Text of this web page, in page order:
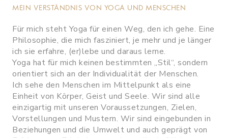
MEIN VERSTÄNDNIS VON YOGA UND MENSCHEN
Für mich steht Yoga für einen Weg, den ich gehe. Eine
Philosophie, die mich fasziniert, je mehr und je länger
ich sie erfahre, (er)lebe und daraus lerne.
Yoga hat für mich keinen bestimmten „Stil“, sondern
orientiert sich an der Individualität der Menschen.
Ich sehe den Menschen im Mittelpunkt als eine
Einheit von Körper, Geist und Seele. Wir sind alle
einzigartig mit unseren Voraussetzungen, Zielen,
Vorstellungen und Mustern. Wir sind eingebunden in
Beziehungen und die Umwelt und auch geprägt von